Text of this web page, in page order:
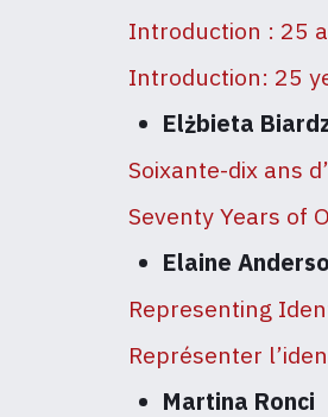
Introduction : 25
Introduction: 25
Elżbieta
Soixante-dix ans
Seventy Years of
Elaine
Representing
Représenter
Martina Ronci